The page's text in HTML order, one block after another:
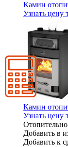
Камин
Узнать цену
Камин
Узнать цену
Добавить в
Добавить к